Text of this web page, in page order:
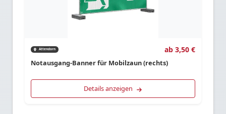
Attendorn ab 3,50 €
Notausgang-Banner für Mobilzaun (rechts)
Details anzeigen